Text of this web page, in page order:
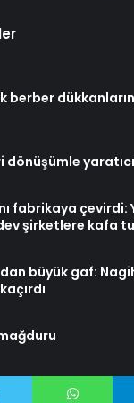
berber
dönüşümle
fabrikaya çevirdi:
şirketlere kafa
büyük gaf: